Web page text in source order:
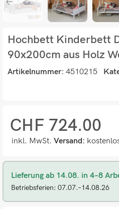
Hochbett Kinderbett
90x200cm aus Holz
Artikelnummer: 4510215
CHF 724.00
inkl. MwSt. Versand:
Lieferung ab 14.08. in 4–8
Betriebsferien: 07.07.–14.08.26